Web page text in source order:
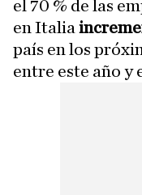
el 70 % de las
en Italia
país en los
entre este año y